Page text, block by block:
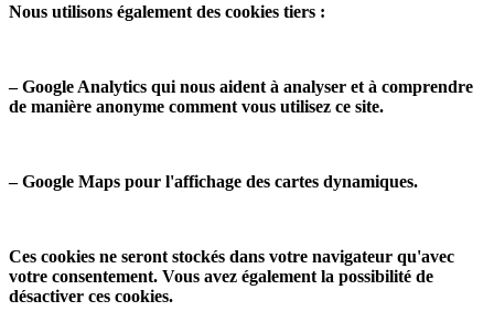
Nous utilisons également des cookies tiers :
– Google Analytics qui nous aident à analyser et à comprendre
de manière anonyme comment vous utilisez ce site.
– Google Maps pour l'affichage des cartes dynamiques.
Ces cookies ne seront stockés dans votre navigateur qu'avec
votre consentement. Vous avez également la possibilité de
désactiver ces cookies.